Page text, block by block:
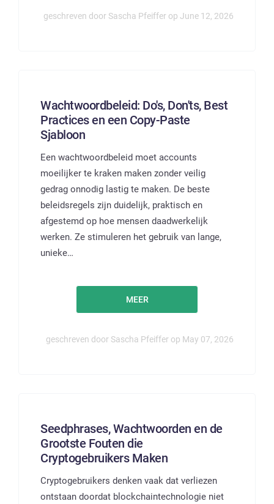
geschreven door Sascha Pfeiffer op June 12, 2026
Wachtwoordbeleid: Do's, Don'ts, Best
Practices en een Copy-Paste
Sjabloon
Een wachtwoordbeleid moet accounts
moeilijker te kraken maken zonder veilig
gedrag onnodig lastig te maken. De beste
beleidsregels zijn duidelijk, praktisch en
afgestemd op hoe mensen daadwerkelijk
werken. Ze stimuleren het gebruik van lange,
unieke…
MEER
geschreven door Sascha Pfeiffer op May 07, 2026
Seedphrases, Wachtwoorden en de
Grootste Fouten die
Cryptogebruikers Maken
Cryptogebruikers denken vaak dat verliezen
ontstaan doordat blockchaintechnologie niet